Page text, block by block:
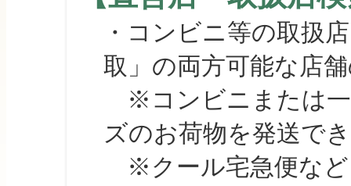
・コンビニ等の取扱
取」の両方可能な店
※コンビニまたは一
ズのお荷物を発送で
※クール宅急便など